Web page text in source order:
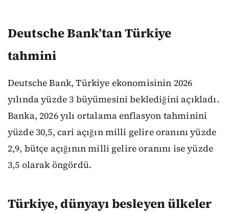
Deutsche Bank’tan Türkiye
tahmini
Deutsche Bank, Türkiye ekonomisinin 2026
yılında yüzde 3 büyümesini beklediğini açıkladı.
Banka, 2026 yılı ortalama enflasyon tahminini
yüzde 30,5, cari açığın milli gelire oranını yüzde
2,9, bütçe açığının milli gelire oranını ise yüzde
3,5 olarak öngördü.
Türkiye, dünyayı besleyen ülkeler